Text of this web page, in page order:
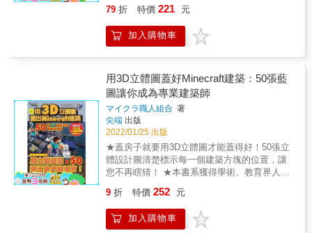
讓你憑藉思考，組出適合自己的最強流派！ 3.
卡地圖掉寶、寶箱位置、過關技巧等全面攻
略。 5.最完整的怪物、裝備、附魔數值資料。
&
MayorTW雙重推薦！ ◆終界龍討伐完整影片
（準備篇、前往終界、找尋BOSS、終界龍行
為模式、討伐終界龍）可供參考 ◎什麼是
銷售量已正式突破一億套。 遊戲世界是由無數
個方塊所組成，可以想像成電子版樂高一般，
玩家可以利用這些方塊，以各種目的來進行遊
戲： 他們能在「創造模式」中蓋出不同風格的
建築，訓練空間規劃能力； 也可以在「生存模
式」中學習如何在浩瀚無垠的世界裡展開大冒
險，考驗危機預防能力； 遊戲裡也有一些特有
的演繹脈絡，供他們設計出千奇百怪的機關，
增強邏輯推理能力。 Minecraft就是這麼一款能
完全實踐「寓教於樂」的遊戲。 ◎打倒BOSS
實是一件不簡單的事。 你必須先建立安全並且
設備完善的冒險基地，來躲過夜間的各種危
79 折 特價 221 元
加入購物車
用3D立體圖蓋好Minecraft建築：50張藍
圖讓你成為專業建築師
マイクラ職人組合 著
尖端 出版
2022/01/25 出版
★蓋房子就要用3D立體圖才能蓋得好！50張立
體設計圖清楚標示每一個建築方塊的位置，讓
您不再瞎猜！ ★本書系獲得學術、教育界人士
理事長 盧圓華先生 台南崇學國小 張琬翔老師
花蓮西林國小 李政蒲老師 台中亞洲大學 陳勇
國老師 ◎什麼是Minecraft？ 被全球1,300多間
9 折 特價 252 元
加入購物車